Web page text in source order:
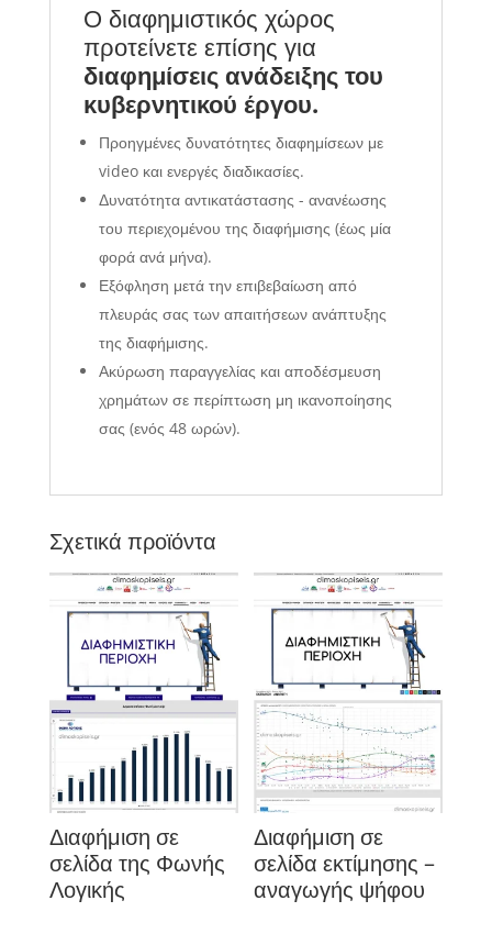
Ο διαφημιστικός χώρος
προτείνετε επίσης για
διαφημίσεις ανάδειξης του
κυβερνητικού έργου.
Προηγμένες δυνατότητες διαφημίσεων με
video και ενεργές διαδικασίες.
Δυνατότητα αντικατάστασης - ανανέωσης
του περιεχομένου της διαφήμισης (έως μία
φορά ανά μήνα).
Εξόφληση μετά την επιβεβαίωση από
πλευράς σας των απαιτήσεων ανάπτυξης
της διαφήμισης.
Ακύρωση παραγγελίας και αποδέσμευση
χρημάτων σε περίπτωση μη ικανοποίησης
σας (ενός 48 ωρών).
Σχετικά προϊόντα
Διαφήμιση σε
σελίδα της Φωνής
Λογικής
Διαφήμιση σε
σελίδα εκτίμησης –
αναγωγής ψήφου